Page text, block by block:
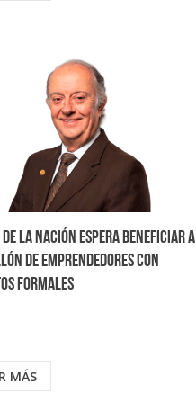
de la Nación espera beneficiar a
de emprendedores con
formales
MÁS